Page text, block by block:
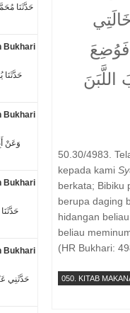
فَوُضِعَ
50.30/4983.
kepada kami
berkata; Bibiku
berupa daging
hidangan
beliau
(HR Bukhari:
050. KITAB
حَدَّثَنَا
Bukhari
Bukhari
وَعَنْ
Bukhari
Bukhari
حَدَّثَنِي